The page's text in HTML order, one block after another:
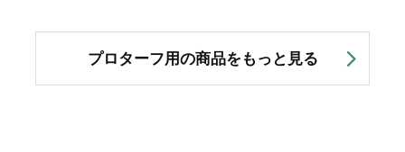
プロターフ用の商品をもっと見る